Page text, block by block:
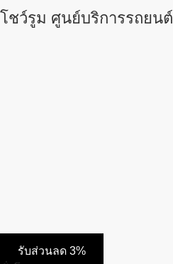
โชว์รูม ศูนย์บริการรถยนต์
รับส่วนลด 3%